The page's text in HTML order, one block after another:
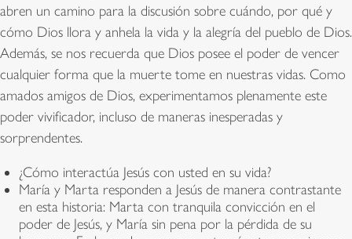
abren un camino para la discusión sobre cuándo, por qué y
cómo Dios llora y anhela la vida y la alegría del pueblo de Dios.
Además, se nos recuerda que Dios posee el poder de vencer
cualquier forma que la muerte tome en nuestras vidas. Como
amados amigos de Dios, experimentamos plenamente este
poder vivificador, incluso de maneras inesperadas y
sorprendentes.
¿Cómo interactúa Jesús con usted en su vida?
María y Marta responden a Jesús de manera contrastante
en esta historia: Marta con tranquila convicción en el
poder de Jesús, y María sin pena por la pérdida de su